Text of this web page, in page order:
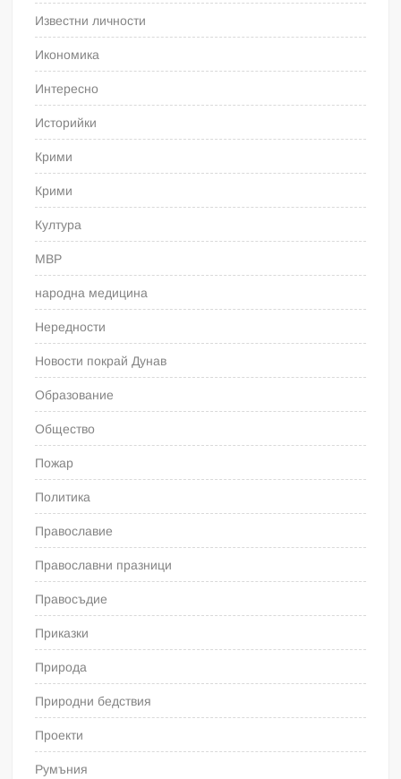
Известни личности
Икономика
Интересно
Историйки
Крими
Крими
Култура
МВР
народна медицина
Нередности
Новости покрай Дунав
Образование
Общество
Пожар
Политика
Православие
Православни празници
Правосъдие
Приказки
Природа
Природни бедствия
Проекти
Румъния